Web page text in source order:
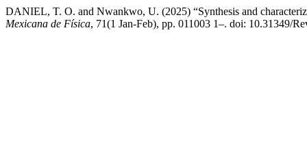
DANIEL, T. O. and Nwankwo, U. (2025) “Synthesis and
Mexicana de Física, 71(1 Jan-Feb), pp. 011003 1–. doi: 10.31349/